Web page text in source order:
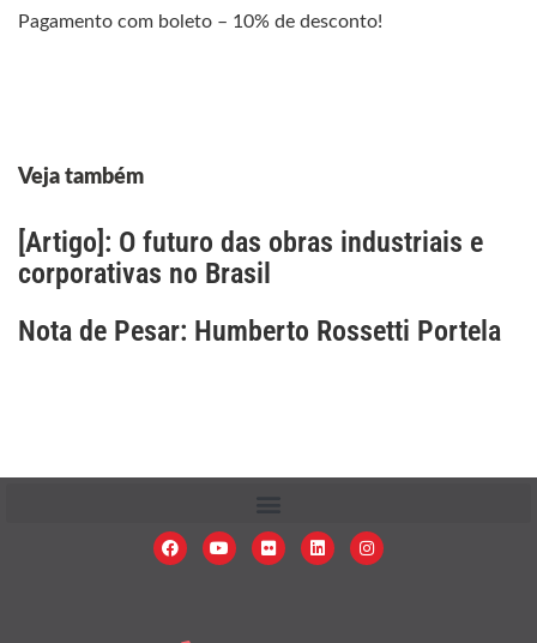
Pagamento com boleto – 10% de desconto!
Veja também
[Artigo]: O futuro das obras industriais e
corporativas no Brasil
Nota de Pesar: Humberto Rossetti Portela